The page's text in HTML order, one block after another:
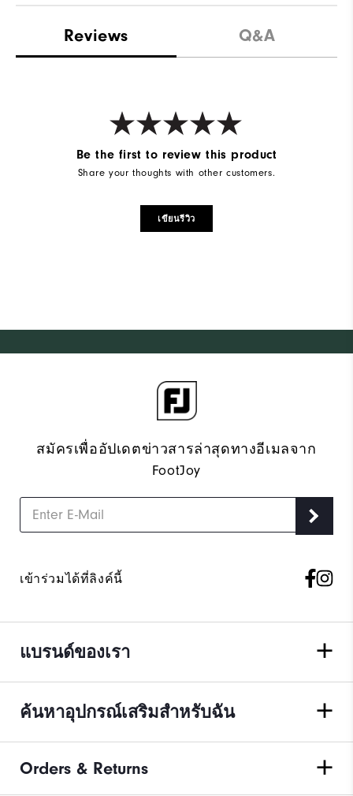
Reviews Q&A
Be the first to review this product
Share your thoughts with other customers.
เขียนรีวิว
สมัครเพื่ออัปเดตข่าวสารล่าสุดทางอีเมลจาก
FootJoy
เข้าร่วมได้ที่ลิงค์นี้
แบรนด์ของเรา
ค้นหาอุปกรณ์เสริมสำหรับฉัน
Orders & Returns